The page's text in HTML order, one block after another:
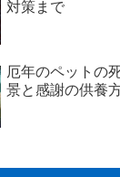
対策まで
厄年のペットの
景と感謝の供養